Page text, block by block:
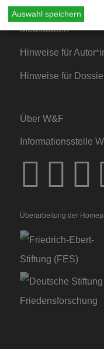
Kontakt
Mediadaten
Hinweise für
Hinweise für
Über W&F
Informationsstelle
Überarbeitung der
Auswahl speichern